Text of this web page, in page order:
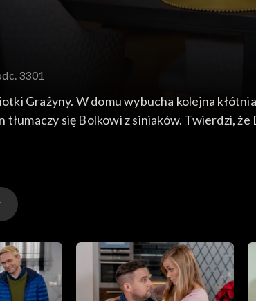
3301
Grażyny. W domu wybucha kolejna
się Bolkowi z siniaków. Twierdzi,